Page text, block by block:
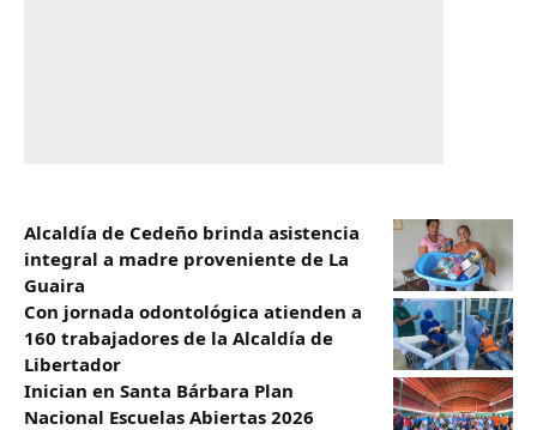
Alcaldía de Cedeño brinda asistencia
integral a madre proveniente de La
Guaira
Con jornada odontológica atienden a
160 trabajadores de la Alcaldía de
Libertador
Inician en Santa Bárbara Plan
Nacional Escuelas Abiertas 2026